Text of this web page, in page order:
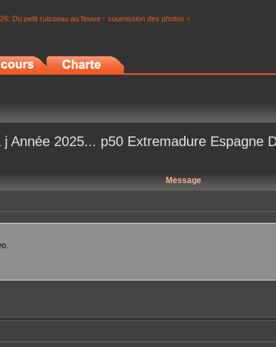
Du petit ruisseau au fleuve - soumission des photos <
Année 2025... p50 Extremadure Espagne
Message